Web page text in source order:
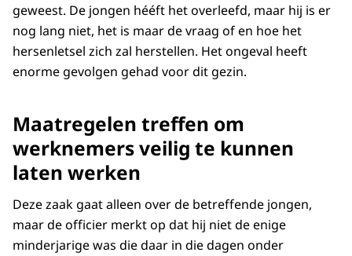
geweest. De jongen hééft het overleefd, maar hij is er
nog lang niet, het is maar de vraag of en hoe het
hersenletsel zich zal herstellen. Het ongeval heeft
enorme gevolgen gehad voor dit gezin.
Maatregelen treffen om
werknemers veilig te kunnen
laten werken
Deze zaak gaat alleen over de betreffende jongen,
maar de officier merkt op dat hij niet de enige
minderjarige was die daar in die dagen onder